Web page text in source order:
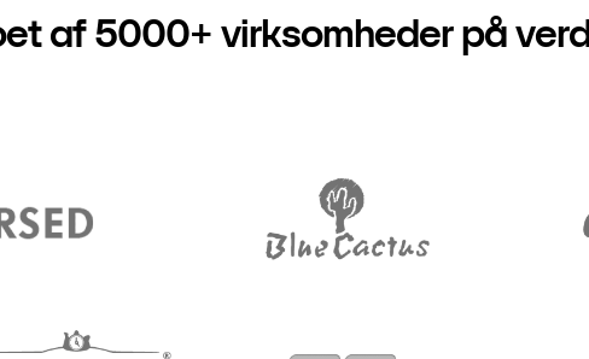
af 5000+ virksomheder på